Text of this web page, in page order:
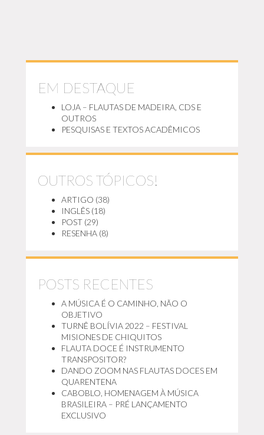
EM DESTAQUE
LOJA – FLAUTAS DE MADEIRA, CDS E
OUTROS
PESQUISAS E TEXTOS ACADÊMICOS
OUTROS TÓPICOS!
ARTIGO (38)
INGLÊS (18)
POST (29)
RESENHA (8)
POSTS RECENTES
A MÚSICA É O CAMINHO, NÃO O
OBJETIVO
TURNÊ BOLÍVIA 2022 – FESTIVAL
MISIONES DE CHIQUITOS
FLAUTA DOCE É INSTRUMENTO
TRANSPOSITOR?
DANDO ZOOM NAS FLAUTAS DOCES EM
QUARENTENA
CABOBLO, HOMENAGEM À MÚSICA
BRASILEIRA – PRÉ LANÇAMENTO
EXCLUSIVO